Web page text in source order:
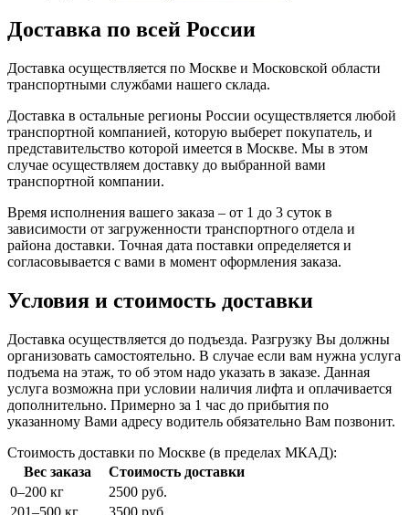
Доставка по всей России
Доставка осуществляется по Москве и Московской области
транспортными службами нашего склада.
Доставка в остальные регионы России осуществляется любой
транспортной компанией, которую выберет покупатель, и
представительство которой имеется в Москве. Мы в этом
случае осуществляем доставку до выбранной вами
транспортной компании.
Время исполнения вашего заказа – от 1 до 3 суток в
зависимости от загруженности транспортного отдела и
района доставки. Точная дата поставки определяется и
согласовывается с вами в момент оформления заказа.
Условия и стоимость доставки
Доставка осуществляется до подъезда. Разгрузку Вы должны
организовать самостоятельно. В случае если вам нужна услуга
подъема на этаж, то об этом надо указать в заказе. Данная
услуга возможна при условии наличия лифта и оплачивается
дополнительно. Примерно за 1 час до прибытия по
указанному Вами адресу водитель обязательно Вам позвонит.
Стоимость доставки по Москве (в пределах МКАД):
Вес заказа
Стоимость доставки
0–200 кг
2500 руб.
201–500 кг
3500 руб.